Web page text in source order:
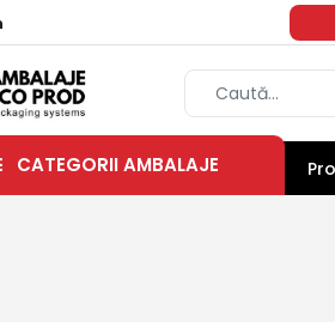
CATEGORII AMBALAJE